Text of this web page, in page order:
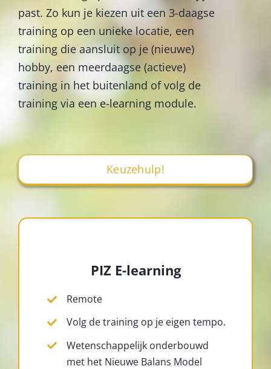
past. Zo kun je kiezen uit een 3-daagse
training op een unieke locatie, een
training die aansluit op je (nieuwe)
hobby, een meerdaagse (actieve)
training in het buitenland of volg de
training via een e-learning module.
Keuzehulp!
PIZ E-learning
Remote
Volg de training op je eigen tempo.
Wetenschappelijk onderbouwd
met het Nieuwe Balans Model